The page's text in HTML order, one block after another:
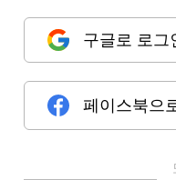
구글로 로그
페이스북으